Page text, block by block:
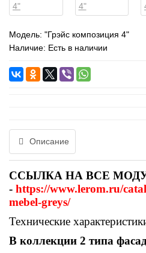
Модель: "Грэйс композиция 4"
Наличие: Есть в наличии
Описание
ССЫЛКА НА ВСЕ
- https://www.lerom.ru/
mebel-greys/
Технические
В коллекции 2 типа